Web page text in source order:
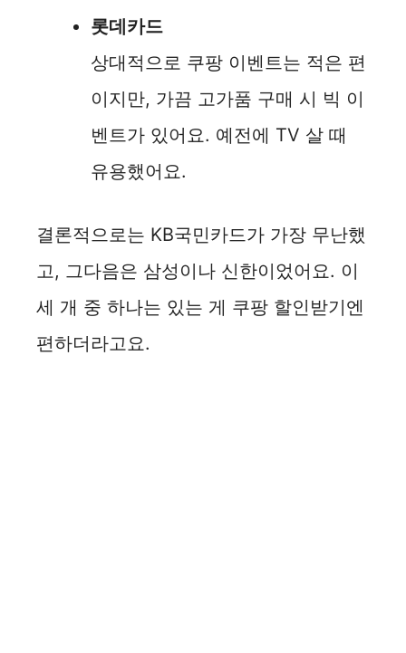
롯데카드
상대적으로 쿠팡 이벤트는 적은 편
이지만, 가끔 고가품 구매 시 빅 이
벤트가 있어요. 예전에 TV 살 때
유용했어요.
결론적으로는 KB국민카드가 가장 무난했
고, 그다음은 삼성이나 신한이었어요. 이
세 개 중 하나는 있는 게 쿠팡 할인받기엔
편하더라고요.